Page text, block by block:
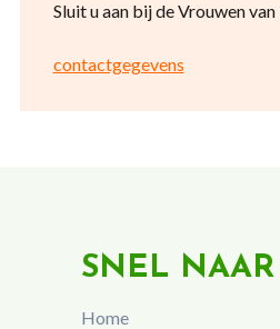
Sluit u aan bij de Vrouwen
contactgegevens
SNEL NAAR
Home